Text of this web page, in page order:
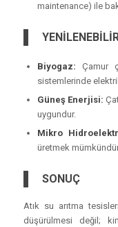
maintenance) ile
Biyogaz: Çamur
sistemlerinde
Güneş Enerjisi:
uygundur.
Mikro
üretmek
SONUÇ
Atık su arıtma
düşürülmesi değil;